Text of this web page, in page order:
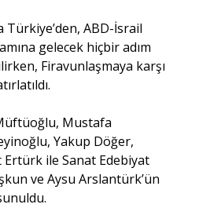
Analiz
Sağlık
Türkiye’den, ABD-İsrail
gelecek hiçbir adım
Firavunlaşmaya karşı
Mustafa
Yakup Döğer,
ile Sanat Edebiyat
ve Aysu Arslantürk’ün